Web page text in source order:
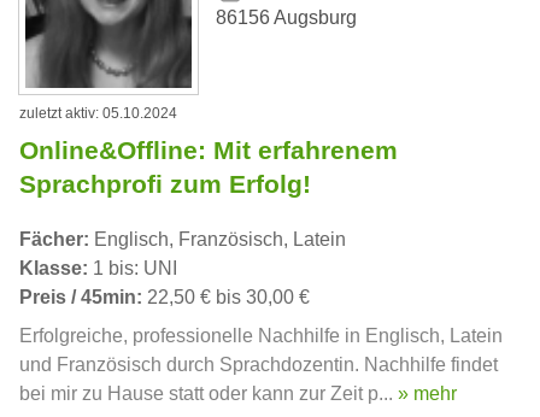
86156 Augsburg
zuletzt aktiv: 05.10.2024
Online&Offline: Mit erfahrenem
Sprachprofi zum Erfolg!
Fächer: Englisch, Französisch, Latein
Klasse: 1 bis: UNI
Preis / 45min: 22,50 € bis 30,00 €
Erfolgreiche, professionelle Nachhilfe in Englisch, Latein
und Französisch durch Sprachdozentin. Nachhilfe findet
bei mir zu Hause statt oder kann zur Zeit p... » mehr